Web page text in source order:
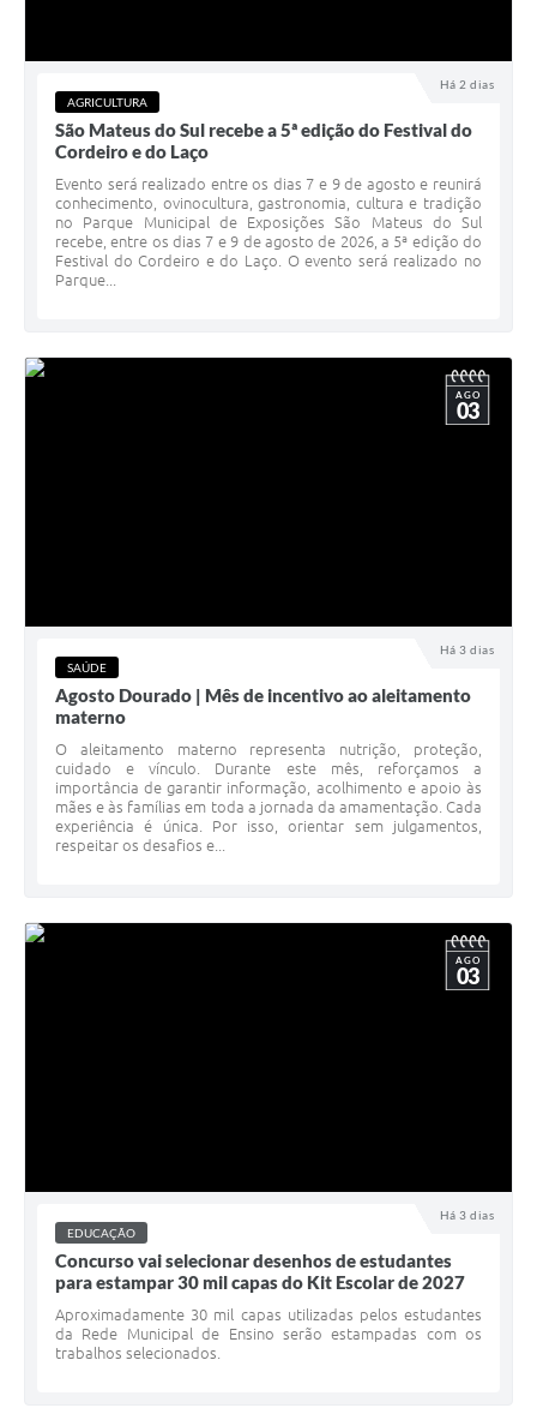
Há 2 dias
AGRICULTURA
São Mateus do Sul recebe a 5ª edição do Festival do
Cordeiro e do Laço
Evento será realizado entre os dias 7 e 9 de agosto e reunirá
conhecimento, ovinocultura, gastronomia, cultura e tradição
no Parque Municipal de Exposições São Mateus do Sul
recebe, entre os dias 7 e 9 de agosto de 2026, a 5ª edição do
Festival do Cordeiro e do Laço. O evento será realizado no
Parque...
Há 3 dias
AGO
03
SAÚDE
Agosto Dourado | Mês de incentivo ao aleitamento
materno
O aleitamento materno representa nutrição, proteção,
cuidado e vínculo. Durante este mês, reforçamos a
importância de garantir informação, acolhimento e apoio às
mães e às famílias em toda a jornada da amamentação. Cada
experiência é única. Por isso, orientar sem julgamentos,
respeitar os desafios e...
Há 3 dias
AGO
03
EDUCAÇÃO
Concurso vai selecionar desenhos de estudantes
para estampar 30 mil capas do Kit Escolar de 2027
Aproximadamente 30 mil capas utilizadas pelos estudantes
da Rede Municipal de Ensino serão estampadas com os
trabalhos selecionados.